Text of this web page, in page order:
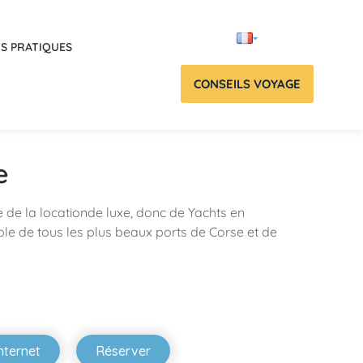
PRATIQUES
CONSEILS VOYAGE
la locationde luxe, donc de Yachts en
de tous les plus beaux ports de Corse et de
Réserver